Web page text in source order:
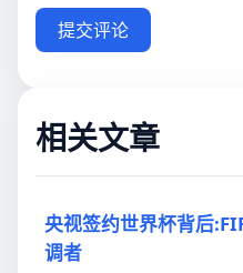
提交评论
相关文章
央视签约世界杯背后
调者